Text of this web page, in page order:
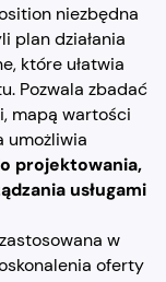
niezbędna
plan działania
które ułatwia
Pozwala zbadać
mapą wartości
umożliwia
projektowania,
usługami
w
oferty